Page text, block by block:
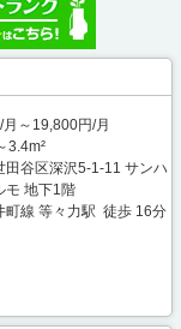
～19,800円/月
3.4m²
田谷区深沢5-1-11 サンハ
モ 地下1階
町線 等々力駅 徒歩 16分